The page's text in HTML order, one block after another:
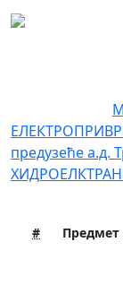
предузеће а.д.
# Предмет